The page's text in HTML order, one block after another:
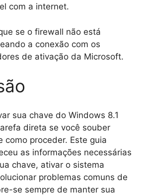
com a internet.
se o firewall não está
a conexão com os
de ativação da Microsoft.
sua chave do Windows 8.1
direta se você souber
como proceder. Este guia
as informações necessárias
chave, ativar o sistema
problemas comuns de
se sempre de manter sua